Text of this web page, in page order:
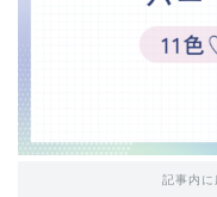
記事内